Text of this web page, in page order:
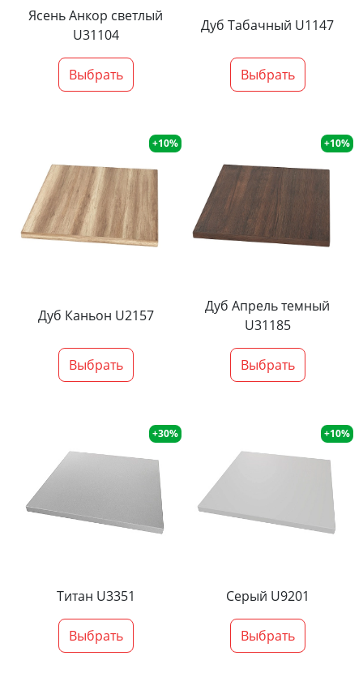
Ясень Анкор светлый
U31104
Выбрать
Дуб Табачный U1147
Выбрать
+10%
Дуб Каньон U2157
Выбрать
+10%
Дуб Апрель темный
U31185
Выбрать
+30%
Титан U3351
Выбрать
+10%
Серый U9201
Выбрать